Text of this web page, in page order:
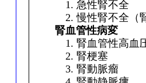
1. 急性腎不全
2. 慢性腎不全（腎
腎血管性病変
1. 腎血管性高血
2. 腎梗塞
3. 腎動脈瘤